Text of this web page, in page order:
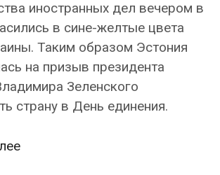
иностранных дел вечером в
в сине-желтые цвета
Таким образом Эстония
на призыв президента
Зеленского
страну в День единения.
Дом